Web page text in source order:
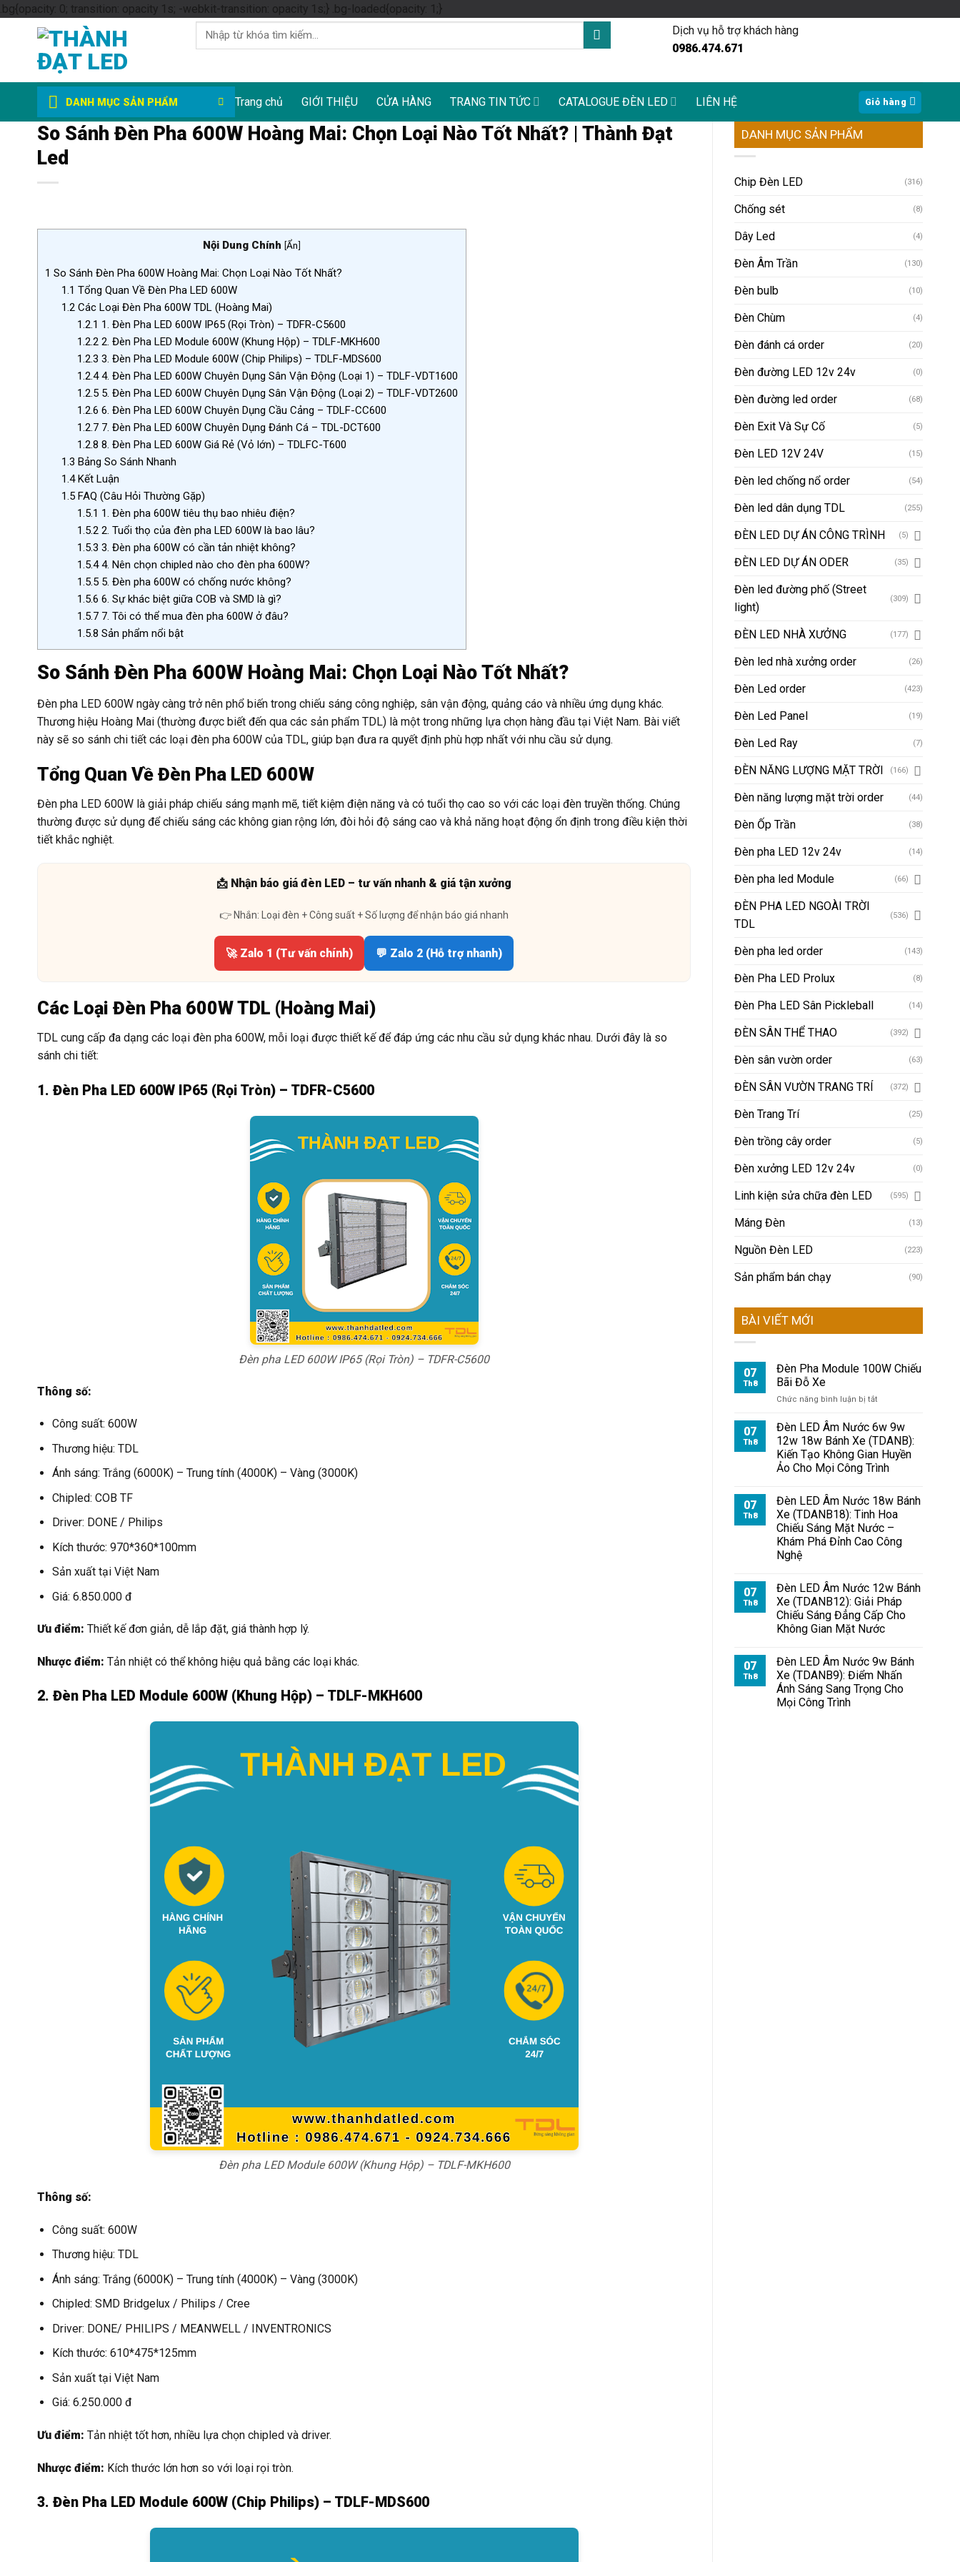
.bg{opacity: 0; transition: opacity 1s; -webkit-transition: opacity 1s;} .bg-loaded{opacity: 1;}Skip
to
Tìm
kiếm:
Dịch vụ hỗ trợ khách hàng
0986.474.671
DANH MỤC SẢN PHẨM Trang chủ GIỚI THIỆU CỬA HÀNG TRANG TIN TỨC CATALOGUE ĐÈN LED LIÊN HỆ Giỏ hàng
So Sánh Đèn Pha 600W Hoàng Mai: Chọn Loại Nào Tốt Nhất? | Thành Đạt
Led
Nội Dung Chính [Ẩn]
1 So Sánh Đèn Pha 600W Hoàng Mai: Chọn Loại Nào Tốt Nhất?
1.1 Tổng Quan Về Đèn Pha LED 600W
1.2Các Loại Đèn Pha 600W TDL (Hoàng Mai)
1.2.1 1. Đèn Pha LED 600W IP65 (Rọi Tròn) – TDFR-C5600
1.2.2 2. Đèn Pha LED Module 600W (Khung Hộp) – TDLF-MKH600
1.2.3 3. Đèn Pha LED Module 600W (Chip Philips) – TDLF-MDS600
1.2.44. Đèn Pha LED 600W Chuyên Dụng Sân Vận Động (Loại 1) – TDLF-VDT1600
1.2.5 5. Đèn Pha LED 600W Chuyên Dụng Sân Vận Động (Loại 2) – TDLF-VDT2600
1.2.6 6. Đèn Pha LED 600W Chuyên Dụng Cầu Cảng – TDLF-CC600
1.2.7 7. Đèn Pha LED 600W Chuyên Dụng Đánh Cá – TDL-DCT600
1.2.8 8. Đèn Pha LED 600W Giá Rẻ (Vỏ lớn) – TDLFC-T600
1.3 Bảng So Sánh Nhanh
1.4Kết Luận
1.5FAQ (Câu Hỏi Thường Gặp)
1.5.1 1. Đèn pha 600W tiêu thụ bao nhiêu điện?
1.5.2 2. Tuổi thọ của đèn pha LED 600W là bao lâu?
1.5.3 3. Đèn pha 600W có cần tản nhiệt không?
1.5.44. Nên chọn chipled nào cho đèn pha 600W?
1.5.5 5. Đèn pha 600W có chống nước không?
1.5.6 6. Sự khác biệt giữa COB và SMD là gì?
1.5.7 7. Tôi có thể mua đèn pha 600W ở đâu?
1.5.8 Sản phẩm nổi bật
So Sánh Đèn Pha 600W Hoàng Mai: Chọn Loại Nào Tốt Nhất?
Đèn pha LED 600W ngày càng trở nên phổ biến trong chiếu sáng công nghiệp, sân vận động, quảng cáo và nhiều ứng dụng khác.
Thương hiệu Hoàng Mai (thường được biết đến qua các sản phẩm TDL) là một trong những lựa chọn hàng đầu tại Việt Nam. Bài viết
này sẽ so sánh chi tiết các loại đèn pha 600W của TDL, giúp bạn đưa ra quyết định phù hợp nhất với nhu cầu sử dụng.
Tổng Quan Về Đèn Pha LED 600W
Đèn pha LED 600W là giải pháp chiếu sáng mạnh mẽ, tiết kiệm điện năng và có tuổi thọ cao so với các loại đèn truyền thống. Chúng
thường được sử dụng để chiếu sáng các không gian rộng lớn, đòi hỏi độ sáng cao và khả năng hoạt động ổn định trong điều kiện thời
tiết khắc nghiệt.
📩 Nhận báo giá đèn LED – tư vấn nhanh & giá tận xưởng
👉 Nhắn: Loại đèn + Công suất + Số lượng để nhận báo giá nhanh
🚀 Zalo 1 (Tư vấn chính) 💬 Zalo 2 (Hỗ trợ nhanh)
Các Loại Đèn Pha 600W TDL (Hoàng Mai)
TDL cung cấp đa dạng các loại đèn pha 600W, mỗi loại được thiết kế để đáp ứng các nhu cầu sử dụng khác nhau. Dưới đây là so
sánh chi tiết:
1. Đèn Pha LED 600W IP65 (Rọi Tròn) – TDFR-C5600
Đèn pha LED 600W IP65 (Rọi Tròn) – TDFR-C5600
Thông số:
Công suất: 600W
Thương hiệu: TDL
Ánh sáng: Trắng (6000K) – Trung tính (4000K) – Vàng (3000K)
Chipled: COB TF
Driver: DONE / Philips
Kích thước: 970*360*100mm
Sản xuất tại Việt Nam
Giá: 6.850.000 đ
Ưu điểm: Thiết kế đơn giản, dễ lắp đặt, giá thành hợp lý.
Nhược điểm: Tản nhiệt có thể không hiệu quả bằng các loại khác.
2. Đèn Pha LED Module 600W (Khung Hộp) – TDLF-MKH600
Đèn pha LED Module 600W (Khung Hộp) – TDLF-MKH600
Thông số:
Công suất: 600W
Thương hiệu: TDL
Ánh sáng: Trắng (6000K) – Trung tính (4000K) – Vàng (3000K)
Chipled: SMD Bridgelux / Philips / Cree
Driver: DONE/ PHILIPS / MEANWELL / INVENTRONICS
Kích thước: 610*475*125mm
Sản xuất tại Việt Nam
Giá: 6.250.000 đ
Ưu điểm: Tản nhiệt tốt hơn, nhiều lựa chọn chipled và driver.
Nhược điểm: Kích thước lớn hơn so với loại rọi tròn.
3. Đèn Pha LED Module 600W (Chip Philips) – TDLF-MDS600
DANH MỤC SẢN PHẨM
Chip Đèn LED (316)
Chống sét (8)
Dây Led (4)
Đèn Âm Trần (130)
Đèn bulb (10)
Đèn Chùm (4)
Đèn đánh cá order (20)
Đèn đường LED 12v 24v (0)
Đèn đường led order (68)
Đèn Exit Và Sự Cố (5)
Đèn LED 12V 24V (15)
Đèn led chống nổ order (54)
Đèn led dân dụng TDL (255)
ĐÈN LED DỰ ÁN CÔNG TRÌNH (5)
ĐÈN LED DỰ ÁN ODER (35)
Đèn led đường phố (Street
light)
(309)
ĐÈN LED NHÀ XƯỞNG (177)
Đèn led nhà xưởng order (26)
Đèn Led order (423)
Đèn Led Panel (19)
Đèn Led Ray (7)
ĐÈN NĂNG LƯỢNG MẶT TRỜI (166)
Đèn năng lượng mặt trời order (44)
Đèn Ốp Trần (38)
Đèn pha LED 12v 24v (14)
Đèn pha led Module (66)
ĐÈN PHA LED NGOÀI TRỜI
TDL
(536)
Đèn pha led order (143)
Đèn Pha LED Prolux (8)
Đèn Pha LED Sân Pickleball (14)
ĐÈN SÂN THỂ THAO (392)
Đèn sân vườn order (63)
ĐÈN SÂN VƯỜN TRANG TRÍ (372)
Đèn Trang Trí (25)
Đèn trồng cây order (5)
Đèn xưởng LED 12v 24v (0)
Linh kiện sửa chữa đèn LED (595)
Máng Đèn (13)
Nguồn Đèn LED (223)
Sản phẩm bán chạy (90)
BÀI VIẾT MỚI
07
Th8
Đèn Pha Module 100W Chiếu
Bãi Đỗ Xe
Chức năng bình luận bị tắt
Pha
Module
100W
Chiếu
Bãi
Xe
07
Th8
Đèn LED Âm Nước 6w 9w
12w 18w Bánh Xe (TDANB):
Kiến Tạo Không Gian Huyền
Ảo Cho Mọi Công Trình
07
Th8
Đèn LED Âm Nước 18w Bánh
Xe (TDANB18): Tinh Hoa
Chiếu Sáng Mặt Nước –
Khám Phá Đỉnh Cao Công
Nghệ
07
Th8
Đèn LED Âm Nước 12w Bánh
Xe (TDANB12): Giải Pháp
Chiếu Sáng Đẳng Cấp Cho
Không Gian Mặt Nước
07
Th8
Đèn LED Âm Nước 9w Bánh
Xe (TDANB9): Điểm Nhấn
Ánh Sáng Sang Trọng Cho
Mọi Công Trình